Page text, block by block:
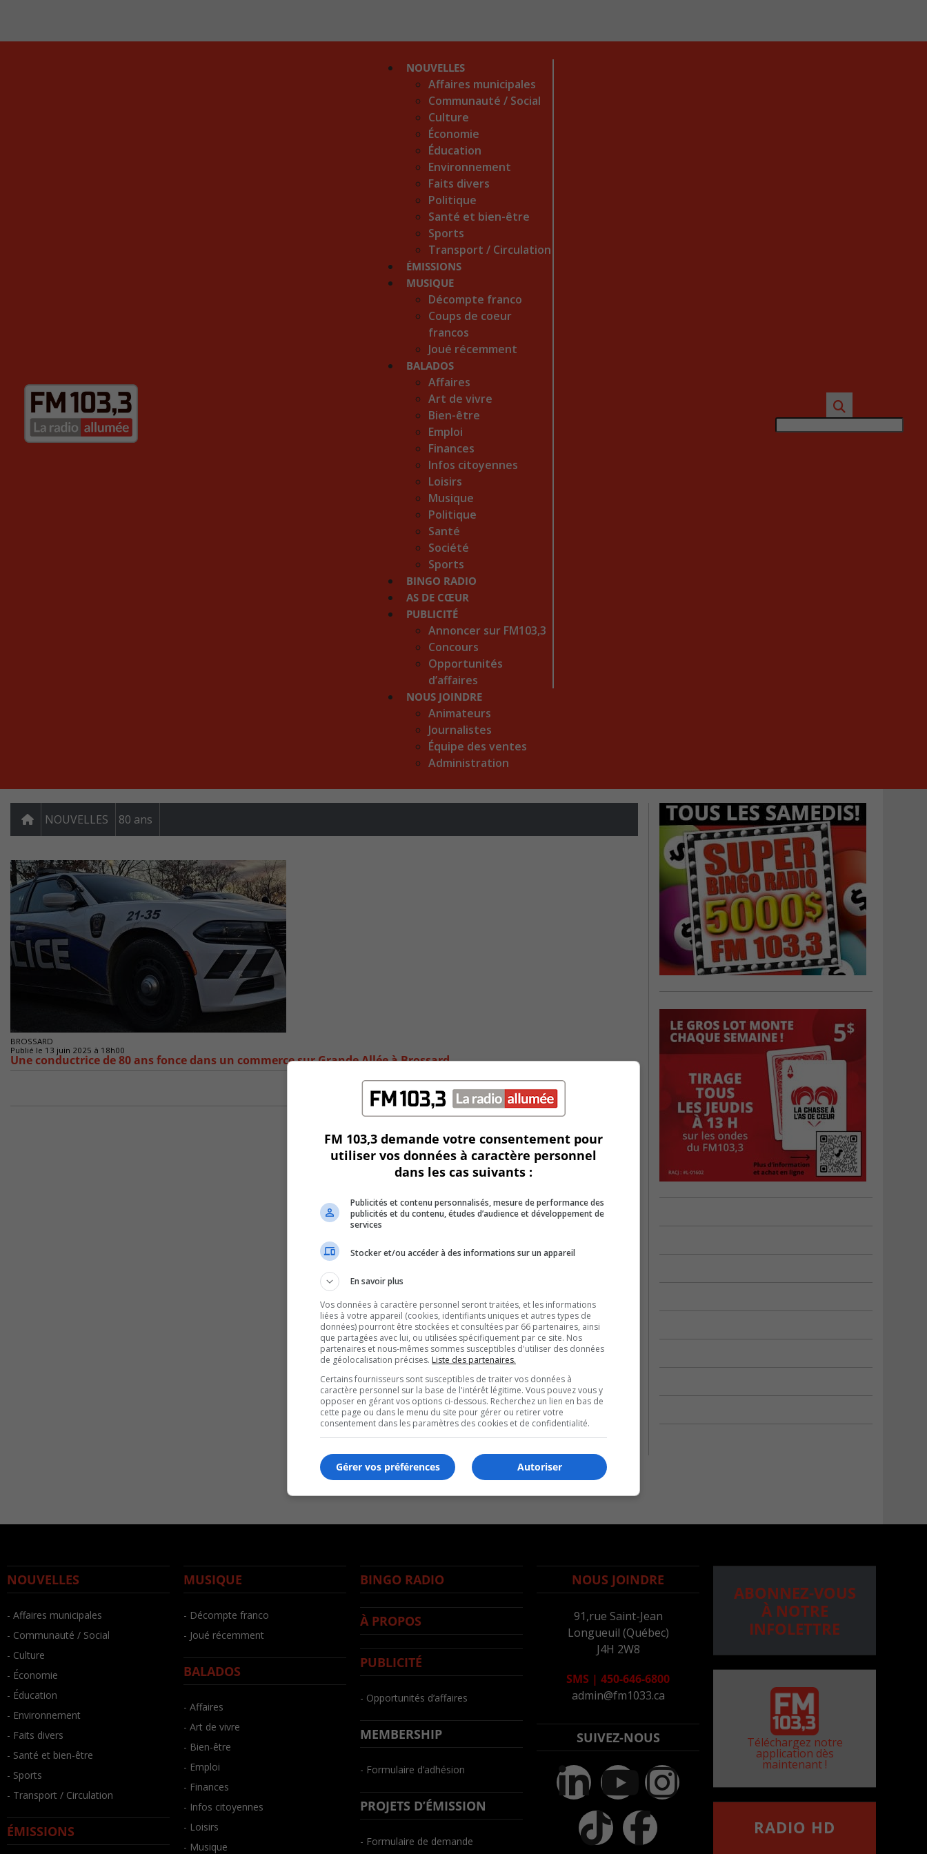
NOUVELLES
Affaires municipales
Communauté / Social
Culture
Économie
Éducation
Environnement
Faits divers
Politique
Santé et bien-être
Sports
Transport / Circulation
ÉMISSIONS
MUSIQUE
Décompte franco
Coups de coeur
francos
Joué récemment
BALADOS
Affaires
Art de vivre
Bien-être
Emploi
Finances
Infos citoyennes
Loisirs
Musique
Politique
Santé
Société
Sports
BINGO RADIO
AS DE CŒUR
PUBLICITÉ
Annoncer sur FM103,3
Concours
Opportunités
d’affaires
NOUS JOINDRE
Animateurs
Journalistes
Équipe des ventes
Administration
NOUVELLES 80 ans
BROSSARD
Publié le 13 juin 2025 à 18h00
Une conductrice de 80 ans fonce dans un commerce sur Grande Allée à Brossard
NOUVELLES
- Affaires municipales
- Communauté / Social
- Culture
- Économie
- Éducation
- Environnement
- Faits divers
- Santé et bien-être
- Sports
- Transport / Circulation
ÉMISSIONS
MUSIQUE
- Décompte franco
- Joué récemment
BALADOS
- Affaires
- Art de vivre
- Bien-être
- Emploi
- Finances
- Infos citoyennes
- Loisirs
- Musique
BINGO RADIO
À PROPOS
PUBLICITÉ
- Opportunités d’affaires
MEMBERSHIP
- Formulaire d’adhésion
PROJETS D’ÉMISSION
- Formulaire de demande
NOUS JOINDRE
91,rue Saint-Jean
Longueuil (Québec)
J4H 2W8
SMS | 450-646-6800
admin@fm1033.ca
SUIVEZ-NOUS
ABONNEZ-VOUS
À NOTRE
INFOLETTRE
Téléchargez notre
application dès
maintenant !
RADIO HD
FM 103,3 demande votre consentement pour
utiliser vos données à caractère personnel
dans les cas suivants :
Publicités et contenu personnalisés, mesure de performance des
publicités et du contenu, études d’audience et développement de
services
Stocker et/ou accéder à des informations sur un appareil
En savoir plus
Vos données à caractère personnel seront traitées, et les informations
liées à votre appareil (cookies, identifiants uniques et autres types de
données) pourront être stockées et consultées par 66 partenaires, ainsi
que partagées avec lui, ou utilisées spécifiquement par ce site. Nos
partenaires et nous-mêmes sommes susceptibles d'utiliser des données
de géolocalisation précises. Liste des partenaires.
Certains fournisseurs sont susceptibles de traiter vos données à
caractère personnel sur la base de l'intérêt légitime. Vous pouvez vous y
opposer en gérant vos options ci-dessous. Recherchez un lien en bas de
cette page ou dans le menu du site pour gérer ou retirer votre
consentement dans les paramètres des cookies et de confidentialité.
Autoriser
Gérer vos préférences